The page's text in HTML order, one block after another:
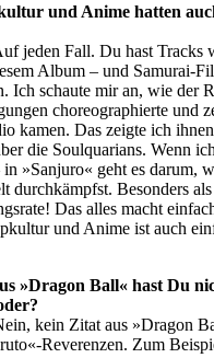
und Anime hatten
jeden Fall. Du hast Tracks
Album – und Samurai-
Ich schaute mir an, wie der
choreographierte und
kamen. Das zeigte ich
die Soulquarians. Wenn
in »Sanjuro« geht es darum,
durchkämpfst. Besonders
Das alles macht
und Anime ist auch
»Dragon Ball« hast Du
kein Zitat aus »Dragon
Reverenzen. Zum